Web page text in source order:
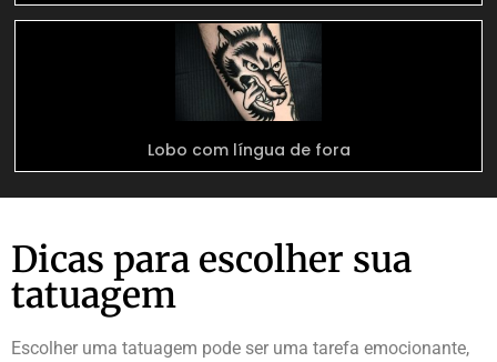
Lobo com língua de fora
Dicas para escolher sua
tatuagem
Escolher uma tatuagem pode ser uma tarefa emocionante,